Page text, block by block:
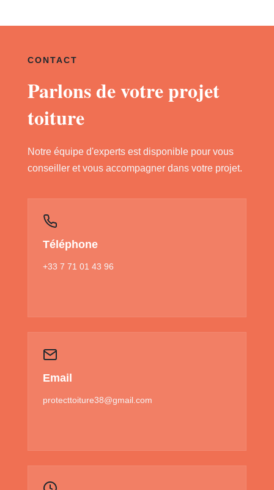
CONTACT
Parlons de votre projet
toiture
Notre équipe d'experts est disponible pour vous
conseiller et vous accompagner dans votre projet.
Téléphone
+33 7 71 01 43 96
Email
protecttoiture38@gmail.com